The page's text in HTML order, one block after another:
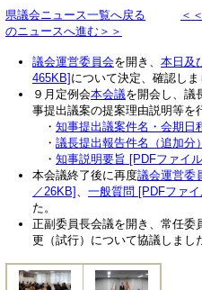
県議会ニュース一覧へ戻る ＜
のニュースへ進む＞＞
議会運営委員会を開き、 本日及
465KB]について決定、確認しま
９月定例会本会議を開会し、議
事提出議案の提案理由説明等を
・ 知事提出議案件名・会期日
・ 議長提出報告件名（追加分
・ 知事説明要旨 [PDFファイ
本会議終了後に再度議会運営委
／26KB]
一般質問 [PDFファ
た。
正副委員長会議を開き、常任委
更（試行）について協議しまし